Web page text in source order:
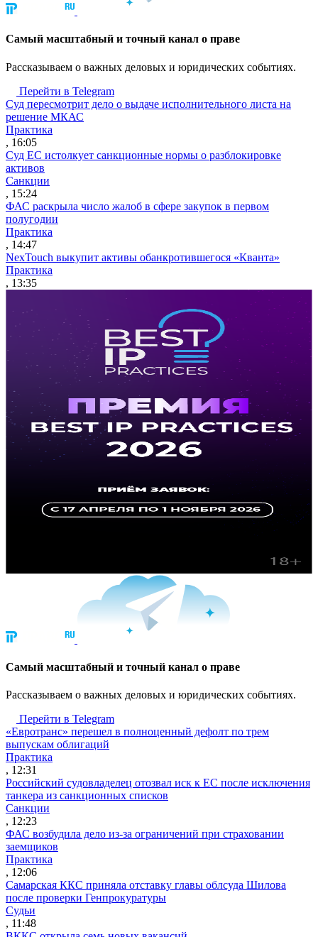
Cамый масштабный и точный канал о праве
Рассказываем о важных деловых и юридических событиях.
Перейти в Telegram
Суд пересмотрит дело о выдаче исполнительного листа на
решение МКАС
Практика
, 16:05
Суд ЕС истолкует санкционные нормы о разблокировке
активов
Санкции
, 15:24
ФАС раскрыла число жалоб в сфере закупок в первом
полугодии
Практика
, 14:47
NexTouch выкупит активы обанкротившегося «Кванта»
Практика
, 13:35
Cамый масштабный и точный канал о праве
Рассказываем о важных деловых и юридических событиях.
Перейти в Telegram
«Евротранс» перешел в полноценный дефолт по трем
выпускам облигаций
Практика
, 12:31
Российский судовладелец отозвал иск к ЕС после исключения
танкера из санкционных списков
Санкции
, 12:23
ФАС возбудила дело из-за ограничений при страховании
заемщиков
Практика
, 12:06
Самарская ККС приняла отставку главы облсуда Шилова
после проверки Генпрокуратуры
Судьи
, 11:48